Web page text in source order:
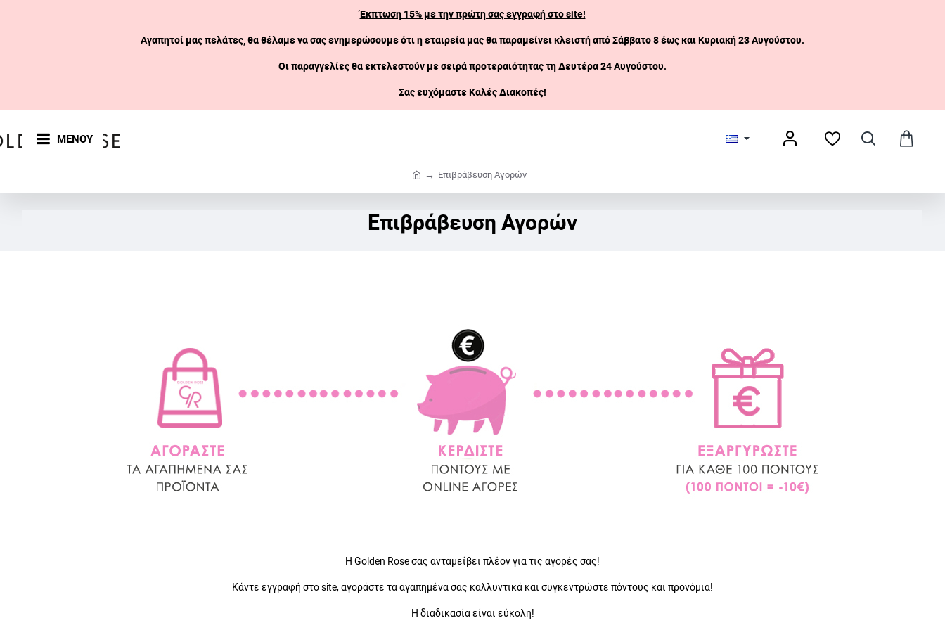
Έκπτωση 15% με την πρώτη σας εγγραφή στο site!
Αγαπητοί μας πελάτες, θα θέλαμε να σας ενημερώσουμε ότι η εταιρεία μας θα παραμείνει κλειστήαπό Σάββατο 8 έως και Κυριακή 23 Αυγούστου.
Οι παραγγελίες θα εκτελεστούν με σειρά προτεραιότητας τη Δευτέρα 24 Αυγούστου.
Σας ευχόμαστε Καλές Διακοπές!
ΜΕΝΟΥ
Επιβράβευση Αγορών
e
Επιβράβευση Αγορών
Η Golden Rose σας ανταμείβει πλέον για τις αγορές σας!
Κάντε εγγραφή στο site, αγοράστε τα αγαπημένα σας καλλυντικά και συγκεντρώστε πόντους και προνόμια!
Η διαδικασία είναι εύκολη!